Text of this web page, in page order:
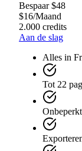
Bespaar $48
$16/Maand
2.000 credits
Aan de slag
Alles in
Tot 22